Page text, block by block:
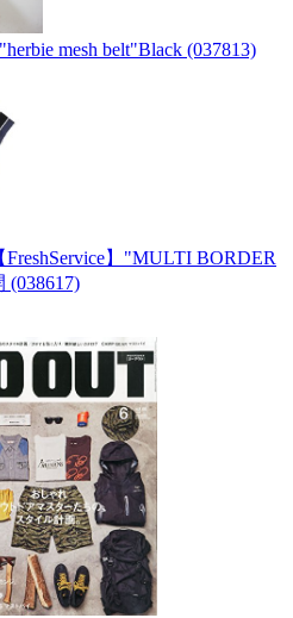
mesh belt"Black (037813)
FreshService】"MULTI BORDER
(038617)